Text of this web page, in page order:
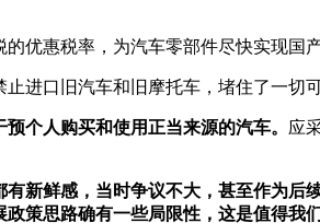
优惠税率，为汽车零部件尽快实现国
进口旧汽车和旧摩托车，堵住了一切
个人购买和使用正当来源的汽车。 应
新鲜感，当时争议不大，甚至作为
策思路确有一些局限性，这是值得我